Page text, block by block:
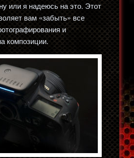
или я надеюсь на это. Этот
вам «забыть» все
и
композиции.